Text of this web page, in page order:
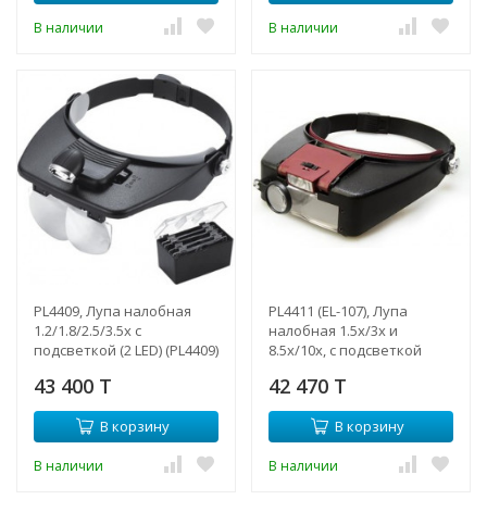
В наличии В наличии
PL4409, Лупа налобная
1.2/1.8/2.5/3.5x с
подсветкой (2 LED) (PL4409)
43 400 T
В корзину
В наличии
PL4411 (EL-107), Лупа
налобная 1.5x/3х и
8.5х/10х, с подсветкой
42 470 T
В корзину
В наличии